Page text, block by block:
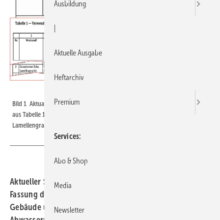
Bild: IZEG
Bild 1 Aktualisierte Norm DIN 1986-4, Ausgabe August 2019: Ausschnitt
aus ­Tabelle 1 – Kopfzeile und Zeile 3 für gusseisernes Rohr,
Lamellengraphit.
Aktueller Stand ▪ Im August 2019 ist die aktualisierte
Fassung der DIN 1986-4 „Entwässerungs­anlagen für
Gebäude und Grundstücke – Verwendungsbereiche von
Ausbildung
Aktuelle Ausgabe
Heftarchiv
Premium
Services
Abo & Shop
Media
Newsletter